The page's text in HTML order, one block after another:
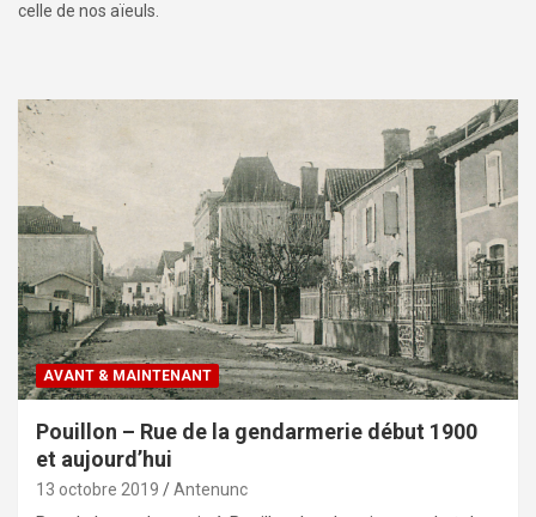
celle de nos aïeuls.
AVANT & MAINTENANT
Pouillon – Rue de la gendarmerie début 1900
et aujourd’hui
13 octobre 2019 Antenunc